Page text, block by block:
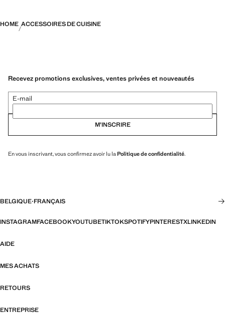
HOME ACCESSOIRES DE CUISINE
Recevez promotions exclusives, ventes privées et nouveautés
E-mail
M’INSCRIRE
En vous inscrivant, vous confirmez avoir lu la Politique de confidentialité.
BELGIQUE·FRANÇAIS
INSTAGRAMFACEBOOKYOUTUBETIKTOKSPOTIFYPINTERESTXLINKEDIN
AIDE
MES ACHATS
RETOURS
ENTREPRISE